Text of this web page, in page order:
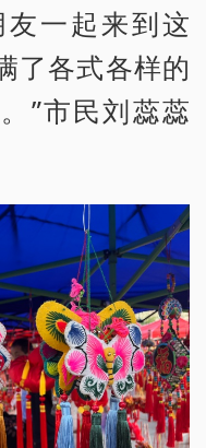
一起来到这
了各式各样的
”市民刘蕊蕊